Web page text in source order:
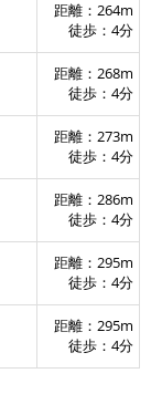
距離：264m
徒歩：4分
距離：268m
徒歩：4分
距離：273m
徒歩：4分
距離：286m
徒歩：4分
距離：295m
徒歩：4分
距離：295m
徒歩：4分